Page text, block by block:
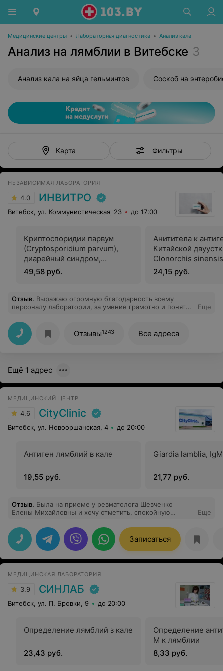
Медицинские центры • Лабораторная диагностика • Анализ кала
Анализ на лямблии в Витебске 3
Анализ кала на яйца гельминтов Соскоб на
Карта Фильтры
НЕЗАВИСИМАЯ ЛАБОРАТОРИЯ
4.0 ИНВИТРО
Витебск, ул. Коммунистическая, 23 до 17:00
Криптоспоридии парвум
(Cryptosporidium parvum),
диарейный синдром,
антигенный тест
49,58 руб.
Анититела к
Китайской
Clonorchis
24,15 руб.
Отзыв. Выражаю огромную благодарность всему
персоналу лаборатории, за умение грамотно и понятно
высоком уровне. Благодарю.
Еще
Отзывы1243 Все адреса
Ещё 1 адрес
МЕДИЦИНСКИЙ ЦЕНТР
4.6 CityClinic
Витебск, ул. Новооршанская, 4 до 20:00
Антиген лямблий в кале
19,55 руб.
Giardia lamblia, IgM
21,77 руб.
Отзыв. Была на приеме у ревматолога Шевченко
Елены Михайловны и хочу отметить, спокойную
, ответила на все вопросы, объяснила план лечения.
Спасибо, за комфортный прием и добродушное
отношение к пациентам.
Еще
Записаться
МЕДИЦИНСКАЯ ЛАБОРАТОРИЯ
3.9 СИНЛАБ
Витебск, ул. П. Бровки, 9 до 20:00
Определение лямблий в кале
23,43 руб.
Определение
M к лямблии
8,33 руб.